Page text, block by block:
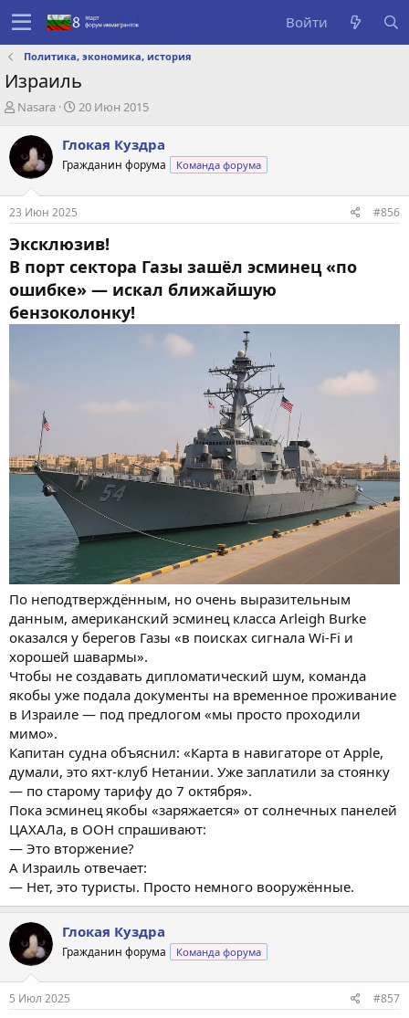
Войти
Политика, экономика, история
Израиль
А
т
о
р
е
м
ы
Nasara
Д
т
а
с
а
н
и
я
20 Июн 2015
Глокая Куздра
Гражданин форума Команда форума
23 Июн 2025 #856
Эксклюзив!
В порт сектора Газы зашёл эсминец «по
ошибке» — искал ближайшую
бензоколонку!
По неподтверждённым, но очень выразительным
данным, американский эсминец класса Arleigh Burke
оказался у берегов Газы «в поисках сигнала Wi-Fi и
хорошей шавармы».
Чтобы не создавать дипломатический шум, команда
якобы уже подала документы на временное проживание
в Израиле — под предлогом «мы просто проходили
мимо».
Капитан судна объяснил: «Карта в навигаторе от Apple,
думали, это яхт-клуб Нетании. Уже заплатили за стоянку
— по старому тарифу до 7 октября».
Пока эсминец якобы «заряжается» от солнечных панелей
ЦАХАЛа, в ООН спрашивают:
— Это вторжение?
А Израиль отвечает:
— Нет, это туристы. Просто немного вооружённые.
Глокая Куздра
Гражданин форума Команда форума
5 Июл 2025 #857